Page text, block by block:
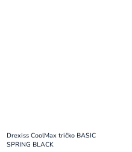
Drexiss CoolMax tričko BASIC
SPRING BLACK